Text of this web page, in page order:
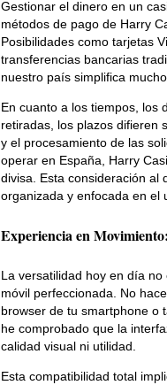
Gestionar el dinero en un
métodos de pago de Harry
Posibilidades como tarjetas
transferencias bancarias
nuestro país simplifica
En cuanto a los tiempos, los
retiradas, los plazos difieren
y el procesamiento de las
operar en España, Harry
divisa. Esta consideración al
organizada y enfocada en el
Experiencia en
La versatilidad hoy en día
móvil perfeccionada. No
browser de tu smartphone o
he comprobado que la
calidad visual ni utilidad.
Esta compatibilidad total